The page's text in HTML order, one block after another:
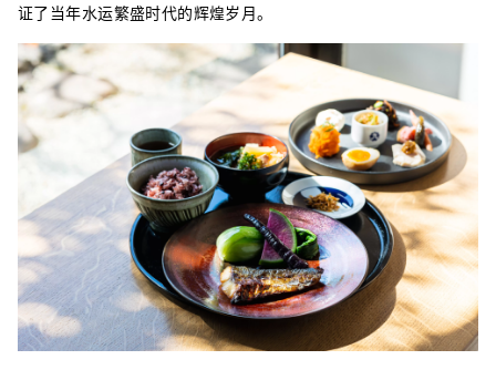
证了当年水运繁盛时代的辉煌岁月。